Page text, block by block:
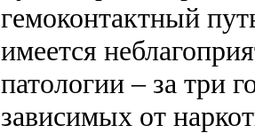
гемоконтактный
имеется
патологии – за три
зависимых от